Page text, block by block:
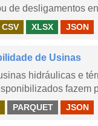
de desligamentos
CSV XLSX JSON
de Usinas
hidráulicas e
fazem
PARQUET JSON